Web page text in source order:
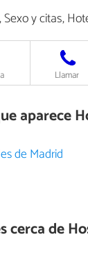
y citas,
Llamar
aparece
de Madrid
cerca de